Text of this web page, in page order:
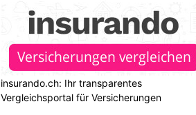
insurando.ch: Ihr transparentes
Vergleichsportal für Versicherungen